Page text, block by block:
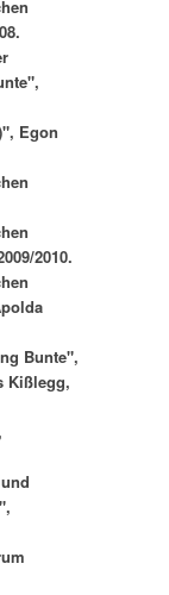
Egon
2010.
Bunte",
Kißlegg,